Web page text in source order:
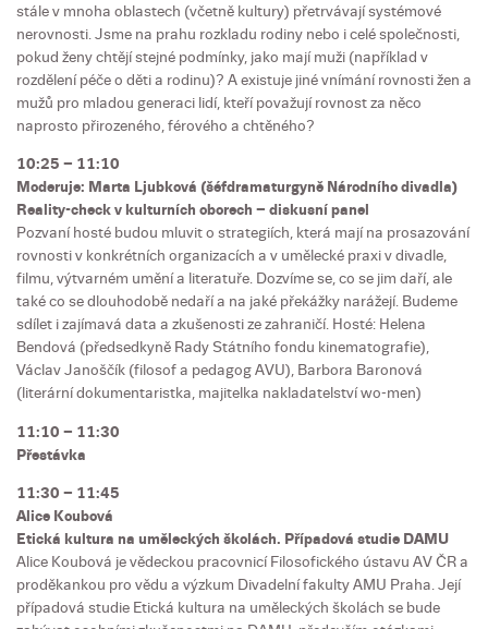
stále v mnoha oblastech (včetně kultury) přetrvávají systémové
nerovnosti. Jsme na prahu rozkladu rodiny nebo i celé společnosti,
pokud ženy chtějí stejné podmínky, jako mají muži (například v
rozdělení péče o děti a rodinu)? A existuje jiné vnímání rovnosti žen a
mužů pro mladou generaci lidí, kteří považují rovnost za něco
naprosto přirozeného, férového a chtěného?
10:25 – 11:10
Moderuje: Marta Ljubková (šéfdramaturgyně Národního divadla)
Reality-check v kulturních oborech – diskusní panel
Pozvaní hosté budou mluvit o strategiích, která mají na prosazování
rovnosti v konkrétních organizacích a v umělecké praxi v divadle,
filmu, výtvarném umění a literatuře. Dozvíme se, co se jim daří, ale
také co se dlouhodobě nedaří a na jaké překážky narážejí. Budeme
sdílet i zajímavá data a zkušenosti ze zahraničí. Hosté: Helena
Bendová (předsedkyně Rady Státního fondu kinematografie),
Václav Janoščík (filosof a pedagog AVU), Barbora Baronová
(literární dokumentaristka, majitelka nakladatelství wo-men)
11:10 – 11:30
Přestávka
11:30 – 11:45
Alice Koubová
Etická kultura na uměleckých školách. Případová studie DAMU
Alice Koubová je vědeckou pracovnicí Filosofického ústavu AV ČR a
proděkankou pro vědu a výzkum Divadelní fakulty AMU Praha. Její
případová studie Etická kultura na uměleckých školách se bude